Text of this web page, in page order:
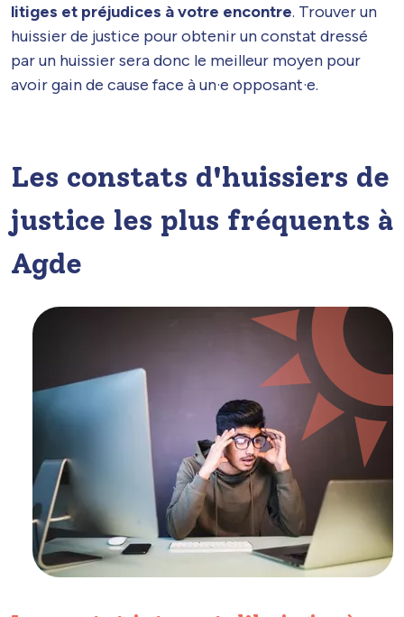
litiges et préjudices à votre encontre. Trouver un
huissier de justice pour obtenir un constat dressé
par un huissier sera donc le meilleur moyen pour
avoir gain de cause face à un·e opposant·e.
Les constats d'huissiers de
justice les plus fréquents à
Agde